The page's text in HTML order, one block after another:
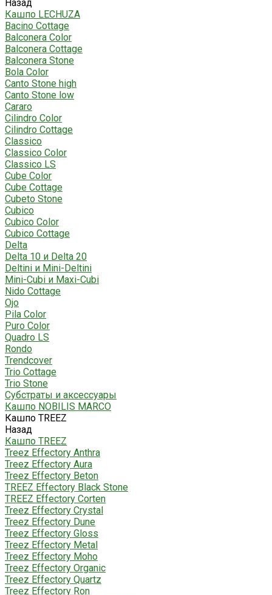
Назад
Кашпо LECHUZA
Bacino Cottage
Balconera Color
Balconera Cottage
Balconera Stone
Bola Color
Canto Stone high
Canto Stone low
Cararo
Cilindro Color
Cilindro Cottage
Classico
Classico Color
Classico LS
Cube Color
Cube Cottage
Cubeto Stone
Cubico
Cubico Color
Cubico Cottage
Delta
Delta 10 и Delta 20
Deltini и Mini-Deltini
Mini-Cubi и Maxi-Cubi
Nido Cottage
Ojo
Pila Color
Puro Color
Quadro LS
Rondo
Trendcover
Trio Cottage
Trio Stone
Субстраты и аксессуары
Кашпо NOBILIS MARCO
Кашпо TREEZ
Назад
Кашпо TREEZ
Treez Effectory Anthra
Treez Effectory Aura
Treez Effectory Beton
TREEZ Effectory Black Stone
TREEZ Effectory Corten
Treez Effectory Crystal
Treez Effectory Dune
Treez Effectory Gloss
Treez Effectory Metal
Treez Effectory Moho
Treez Effectory Organic
Treez Effectory Quartz
Treez Effectory Ron